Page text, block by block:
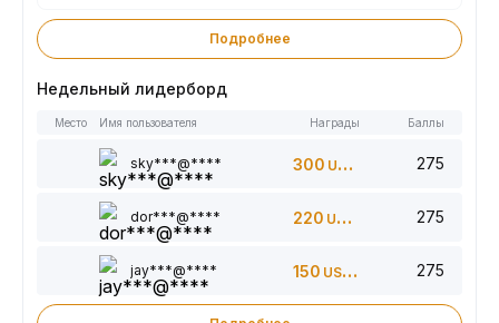
Подробнее
Недельный лидерборд
Место Имя пользователя Награды Баллы
sky***@**** 300 USDT 275
dor***@**** 220 USDT 275
jay***@**** 150 USDT 275